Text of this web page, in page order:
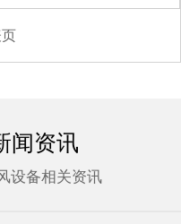
闻资讯
设备相关资讯